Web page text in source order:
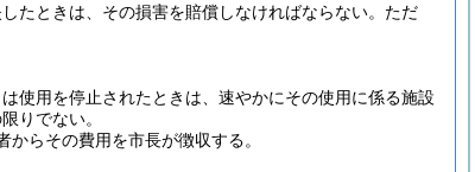
たときは、その損害を賠償しなければならない。 ただ
使用を停止されたときは、速やかにその使用に係る施設
りでない。
らその費用を市長が徴収する。